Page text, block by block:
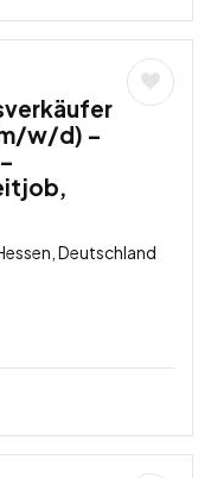
w/d) –
Deutschland